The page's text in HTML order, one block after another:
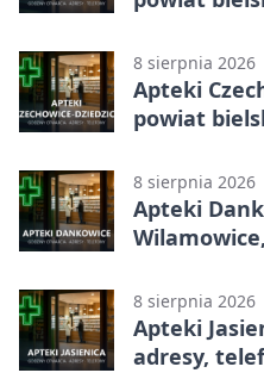
8 sierpnia 2026
Apteki
powiat
8 sierpnia 2026
Apteki
8 sierpnia 2026
Apteki
adresy,